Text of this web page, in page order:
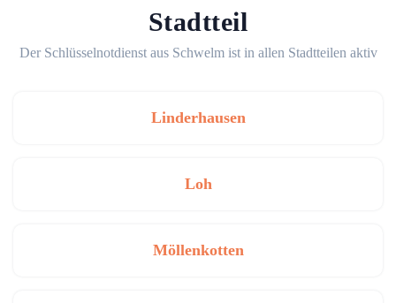
Stadtteil
Der Schlüsselnotdienst aus Schwelm ist in allen Stadtteilen aktiv
Linderhausen
Loh
Möllenkotten